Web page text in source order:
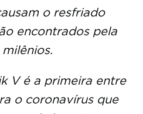
o resfriado
encontrados pela
V é a primeira entre
o coronavírus que